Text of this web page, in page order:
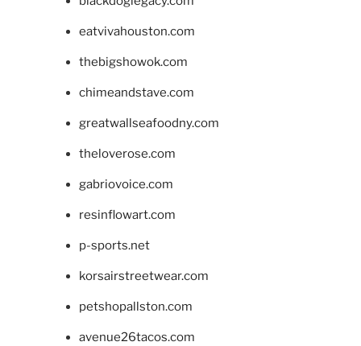
eatvivahouston.com
thebigshowok.com
chimeandstave.com
greatwallseafoodny.com
theloverose.com
gabriovoice.com
resinflowart.com
p-sports.net
korsairstreetwear.com
petshopallston.com
avenue26tacos.com